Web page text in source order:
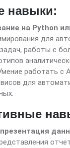
навыки:
на Python
для
работы с
работать с
для